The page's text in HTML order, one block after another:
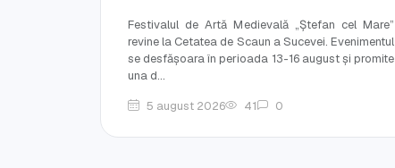
Festivalul de Artă Medievală „Ștefan cel Mare”
revine la Cetatea de Scaun a Sucevei. Evenimentul
se desfășoara în perioada 13-16 august și promite
una d...
5 august 2026
41 0